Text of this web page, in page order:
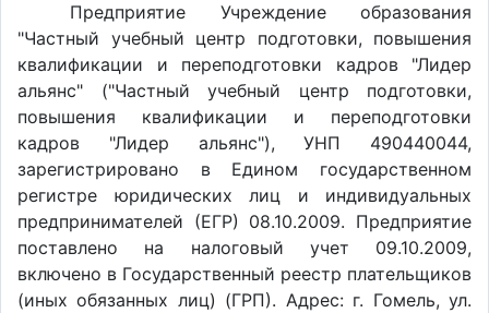
Предприятие Учреждение образования
"Частный учебный центр подготовки, повышения
квалификации и переподготовки кадров "Лидер
альянс" ("Частный учебный центр подготовки,
повышения квалификации и переподготовки
кадров "Лидер альянс"), УНП 490440044,
зарегистрировано в Едином государственном
регистре юридических лиц и индивидуальных
предпринимателей (ЕГР) 08.10.2009. Предприятие
поставлено на налоговый учет 09.10.2009,
включено в Государственный реестр плательщиков
(иных обязанных лиц) (ГРП). Адрес: г. Гомель, ул.